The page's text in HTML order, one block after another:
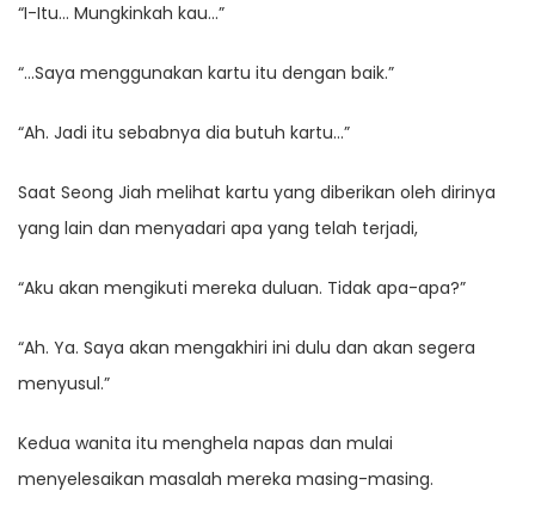
“I-Itu… Mungkinkah kau…”
“…Saya menggunakan kartu itu dengan baik.”
“Ah. Jadi itu sebabnya dia butuh kartu…”
Saat Seong Jiah melihat kartu yang diberikan oleh dirinya
yang lain dan menyadari apa yang telah terjadi,
“Aku akan mengikuti mereka duluan. Tidak apa-apa?”
“Ah. Ya. Saya akan mengakhiri ini dulu dan akan segera
menyusul.”
Kedua wanita itu menghela napas dan mulai
menyelesaikan masalah mereka masing-masing.